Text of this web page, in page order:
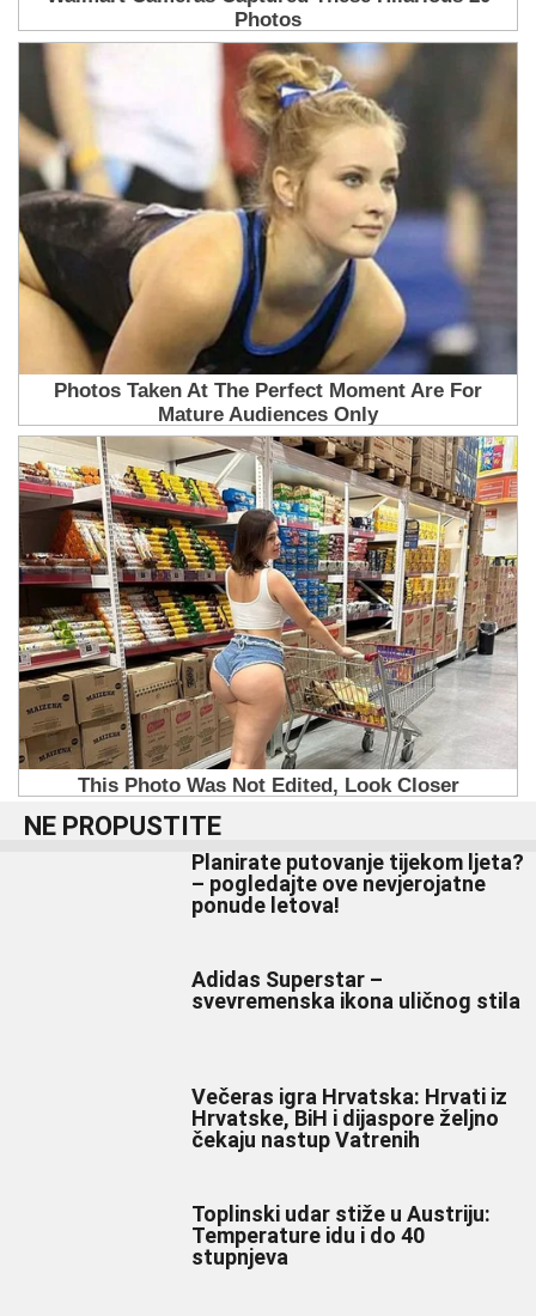
NE PROPUSTITE
Planirate putovanje tijekom ljeta?
– pogledajte ove nevjerojatne
ponude letova!
Adidas Superstar –
svevremenska ikona uličnog stila
Večeras igra Hrvatska: Hrvati iz
Hrvatske, BiH i dijaspore željno
čekaju nastup Vatrenih
Toplinski udar stiže u Austriju:
Temperature idu i do 40
stupnjeva